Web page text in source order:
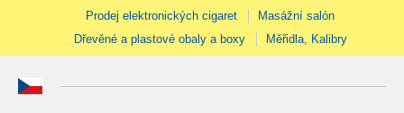
Prodej elektronických cigaret
Masážní salón
Dřevěné a plastové obaly a boxy
Měřidla, Kalibry